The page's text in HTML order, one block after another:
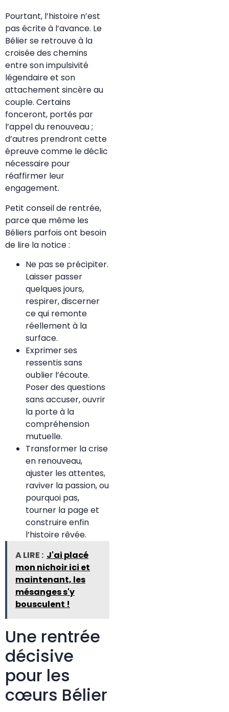
Pourtant, l’histoire n’est
pas écrite à l’avance. Le
Bélier se retrouve à la
croisée des chemins
entre son impulsivité
légendaire et son
attachement sincère au
couple. Certains
fonceront, portés par
l’appel du renouveau ;
d’autres prendront cette
épreuve comme le déclic
nécessaire pour
réaffirmer leur
engagement.
Petit conseil de rentrée,
parce que même les
Béliers parfois ont besoin
de lire la notice :
Ne pas se précipiter.
Laisser passer
quelques jours,
respirer, discerner
ce qui remonte
réellement à la
surface.
Exprimer ses
ressentis sans
oublier l’écoute.
Poser des questions
sans accuser, ouvrir
la porte à la
compréhension
mutuelle.
Transformer la crise
en renouveau,
ajuster les attentes,
raviver la passion, ou
pourquoi pas,
tourner la page et
construire enfin
l’histoire rêvée.
A LIRE : J'ai placé
mon nichoir ici et
maintenant, les
mésanges s'y
bousculent !
Une rentrée
décisive
pour les
cœurs Bélier